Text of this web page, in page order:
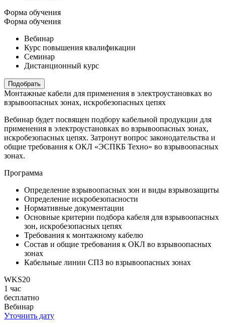
Форма обучения
Форма обучения
Вебинар
Курс повышения квалификации
Семинар
Дистанционный курс
Подобрать
Монтажные кабели для применения в электроустановках во
взрывоопасных зонах, искробезопасных цепях
Вебинар будет посвящен подбору кабельной продукции для
применения в электроустановках во взрывоопасных зонах,
искробезопасных цепях. Затронут вопрос законодательства и
общие требования к ОКЛ «ЭСПКБ Техно» во взрывоопасных
зонах.
Программа
Определение взрывоопасных зон и виды взрывозащиты
Определение искробезопасноcти
Нормативные документации
Основные критерии подбора кабеля для взрывоопасных
зон, искробезопасных цепях
Требования к монтажному кабелю
Состав и общие требования к ОКЛ во взрывоопасных
зонах
Кабельные линии СПЗ во взрывоопасных зонах
WKS20
1 час
бесплатно
Вебинар
Уточнить дату